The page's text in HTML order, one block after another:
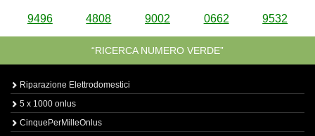
9496 4808 9002 0662 9532
“RICERCA NUMERO VERDE”
Riparazione Elettrodomestici
5 x 1000 onlus
CinquePerMilleOnlus